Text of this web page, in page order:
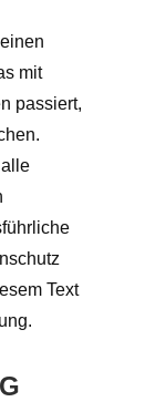
mit
passiert,
Text